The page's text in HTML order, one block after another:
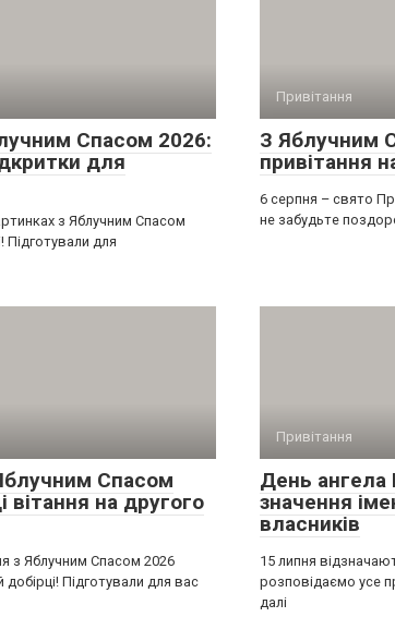
Спасом 2026:
для
з Яблучним Спасом
Підготували для
Привітання
З Яблучним
привітання
6 серпня – свято
не забудьте
Спасом
вітання на другого
з Яблучним Спасом 2026
Підготували для вас
Привітання
День ангела
значення
власників
15 липня
розповідаємо усе
далі